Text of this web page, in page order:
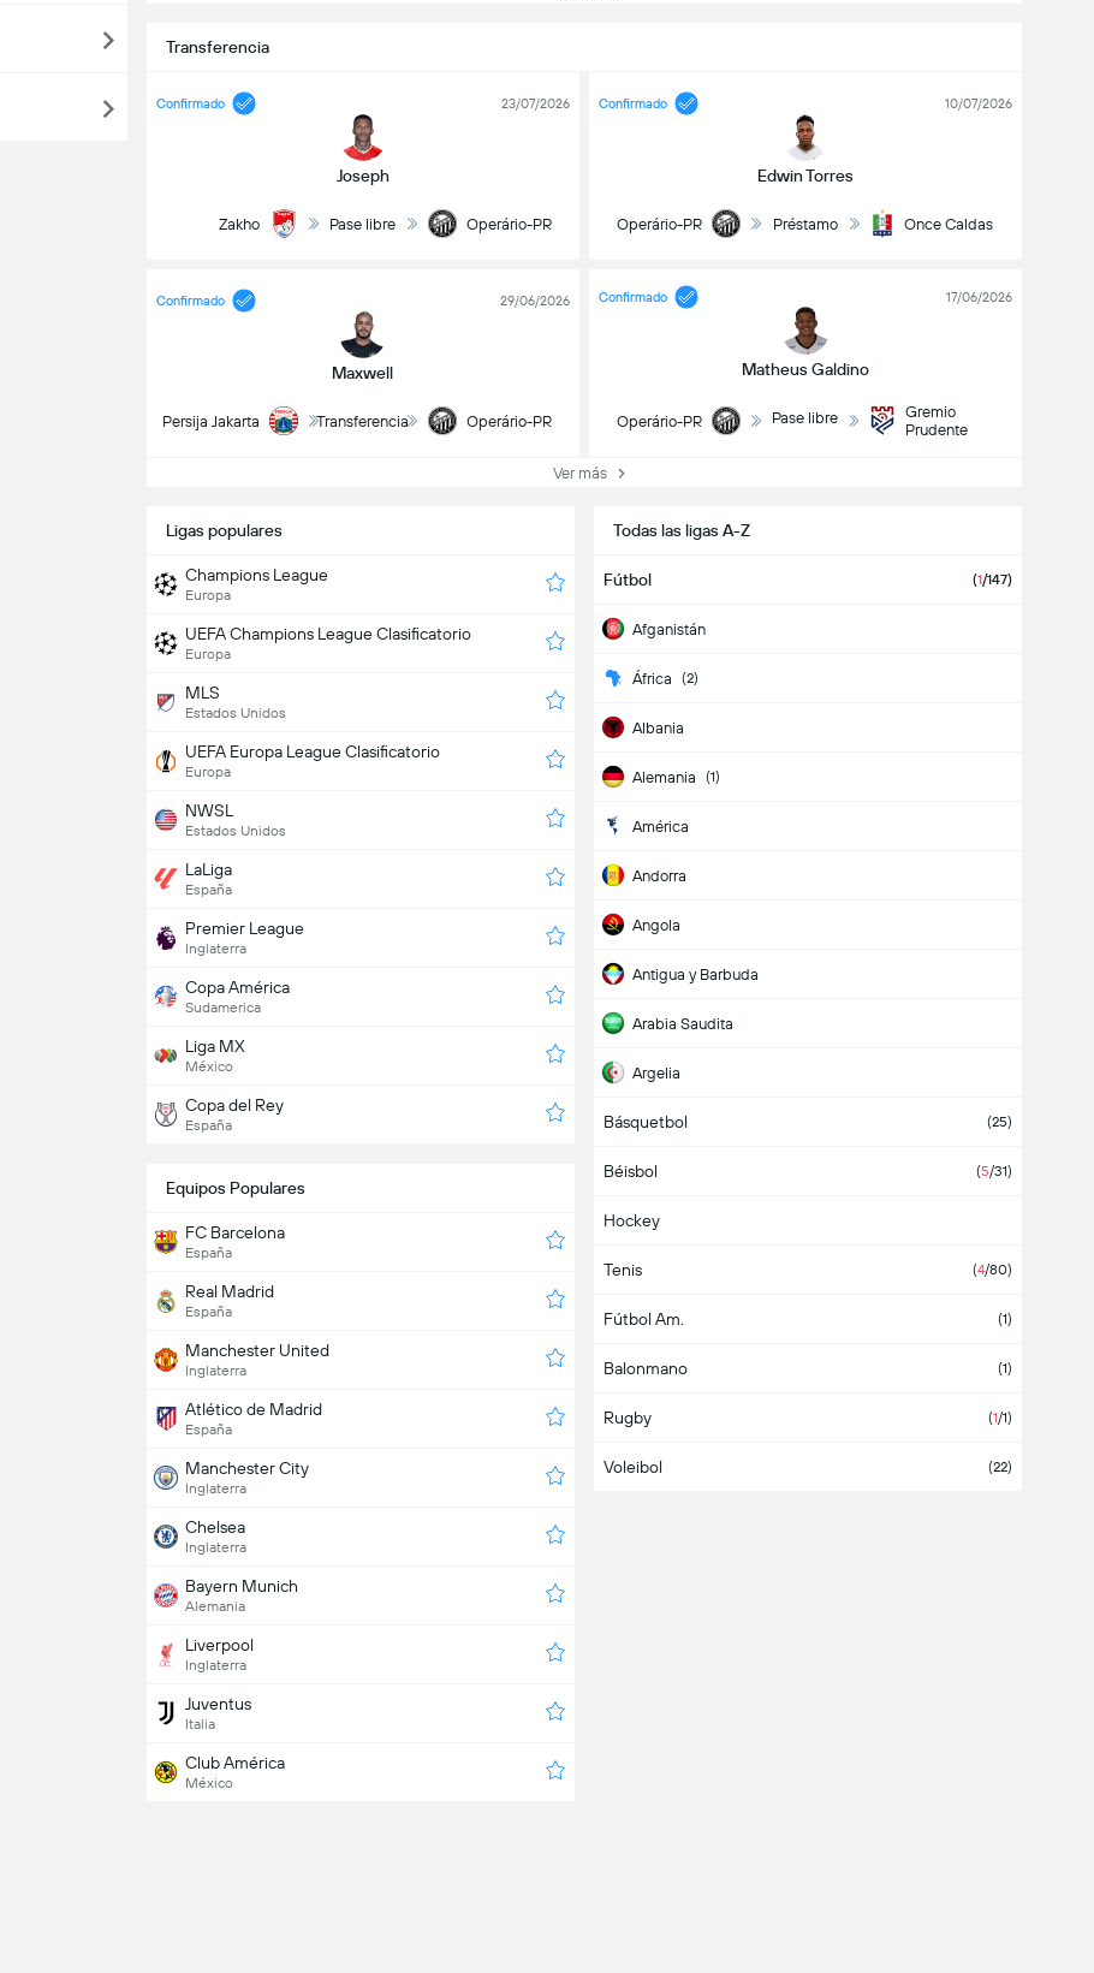
Transferencia
Confirmado
Joseph
23/07/2026
Zakho Pase libre Operário-PR
Confirmado
Edwin Torres
10/07/2026
Operário-PR Préstamo Once Caldas
Confirmado
Maxwell
29/06/2026
Persija Jakarta Transferencia Operário-PR
Confirmado
Matheus Galdino
17/06/2026
Operário-PR Pase libre
Gremio
Prudente
Ver más
Ligas populares
Champions League
Europa
UEFA Champions League Clasificatorio
Europa
MLS
Estados Unidos
UEFA Europa League Clasificatorio
Europa
NWSL
Estados Unidos
LaLiga
España
Premier League
Inglaterra
Copa América
Sudamerica
Liga MX
México
Copa del Rey
España
Todas las ligas A-Z
Fútbol (1/147)
Afganistán
África (2)
Albania
Alemania (1)
América
Andorra
Angola
Antigua y Barbuda
Arabia Saudita
Argelia
Argentina
Armenia
Aruba
Asia
Australia
Austria
Azerbaiyán
Bahamas
Básquetbol (25)
Béisbol (5/31)
Hockey
Tenis (4/80)
Fútbol Am. (1)
Balonmano (1)
Rugby (1/1)
Voleibol (22)
Equipos Populares
FC Barcelona
España
Real Madrid
España
Manchester United
Inglaterra
Atlético de Madrid
España
Manchester City
Inglaterra
Chelsea
Inglaterra
Bayern Munich
Alemania
Liverpool
Inglaterra
Juventus
Italia
Club América
México